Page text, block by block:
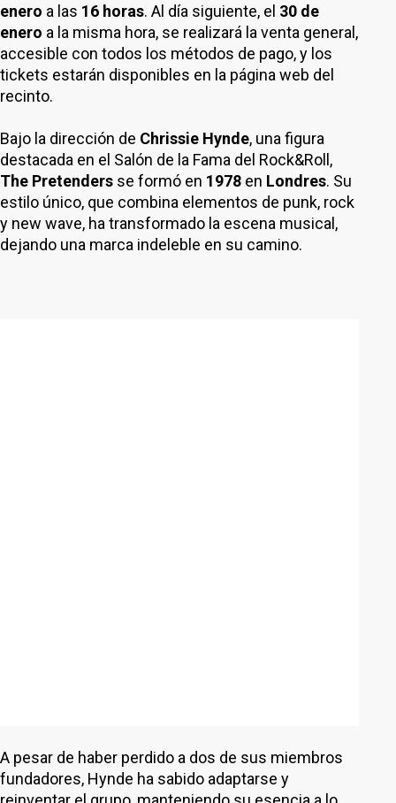
enero a las 16 horas. Al día siguiente, el 30 de
enero a la misma hora, se realizará la venta general,
accesible con todos los métodos de pago, y los
tickets estarán disponibles en la página web del
recinto.
Bajo la dirección de Chrissie Hynde, una figura
destacada en el Salón de la Fama del Rock&Roll,
The Pretenders se formó en 1978 en Londres. Su
estilo único, que combina elementos de punk, rock
y new wave, ha transformado la escena musical,
dejando una marca indeleble en su camino.
A pesar de haber perdido a dos de sus miembros
fundadores, Hynde ha sabido adaptarse y